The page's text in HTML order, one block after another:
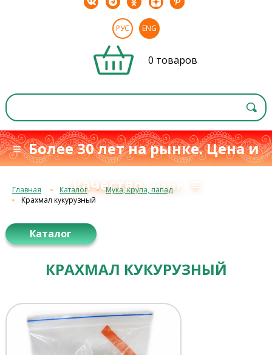
РУС ENG
0 товаров
≡ Более 30 лет на рынке. Цена и
качество с 1993 г. ≡
Главная Каталог
Мука, крупа, папад
Крахмал кукурузный
Каталог
КРАХМАЛ КУКУРУЗНЫЙ